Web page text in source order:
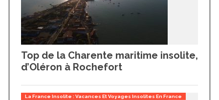
Top de la Charente maritime insolite,
d’Oléron à Rochefort
La France Insolite : Vacances Et Voyages Insolites En France